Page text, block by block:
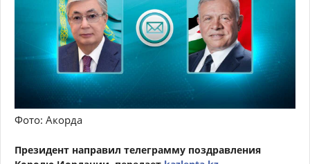
Фото: Акорда
Президент направил телеграмму поздравления